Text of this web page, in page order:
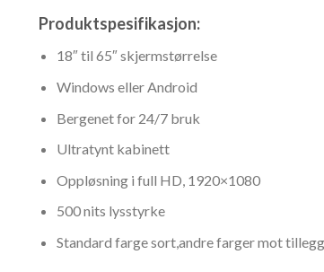
Produktspesifikasjon:
18″ til 65″ skjermstørrelse
Windows eller Android
Bergenet for 24/7 bruk
Ultratynt kabinett
Oppløsning i full HD, 1920×1080
500 nits lysstyrke
Standard farge sort,andre farger mot